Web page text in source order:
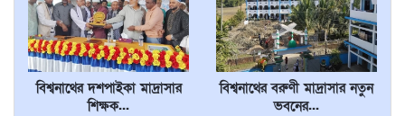
বিশ্বনাথের দশপাইকা মাদ্রাসার
শিক্ষক...
বিশ্বনাথের বরুণী মাদ্রাসার নতুন
ভবনের...